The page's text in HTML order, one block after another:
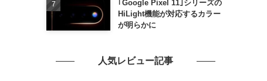
｢Google Pixel 11｣シリーズの
HiLight機能が対応するカラー
が明らかに
人気レビュー記事